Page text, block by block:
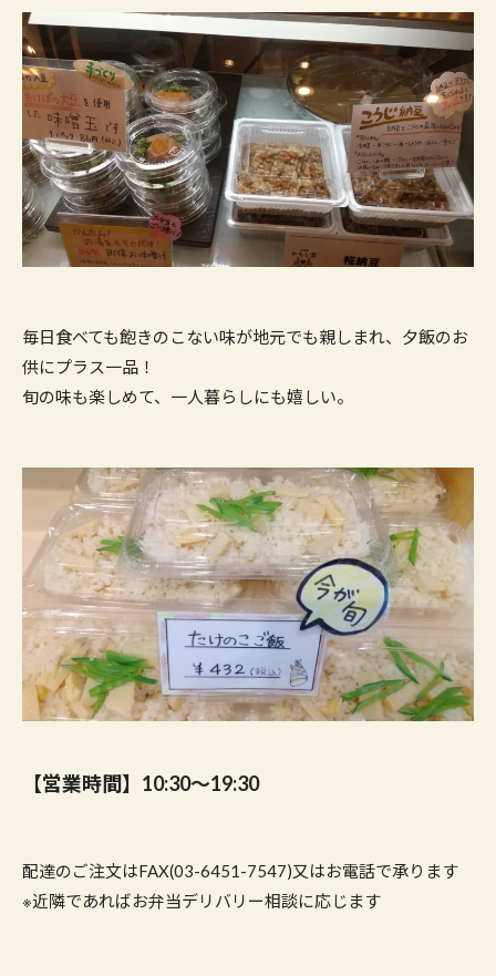
毎日食べても飽きのこない味が地元でも親しまれ、夕飯のお
供にプラス一品！
旬の味も楽しめて、一人暮らしにも嬉しい。
【営業時間】10:30〜19:30
配達のご注文はFAX(03-6451-7547)又はお電話で承ります
※近隣であればお弁当デリバリー相談に応じます